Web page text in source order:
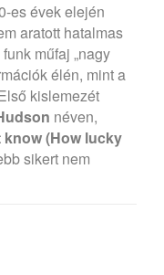
es évek elején
aratott hatalmas
műfaj „nagy
élén, mint a
kislemezét
néven,
know (How lucky
sikert nem